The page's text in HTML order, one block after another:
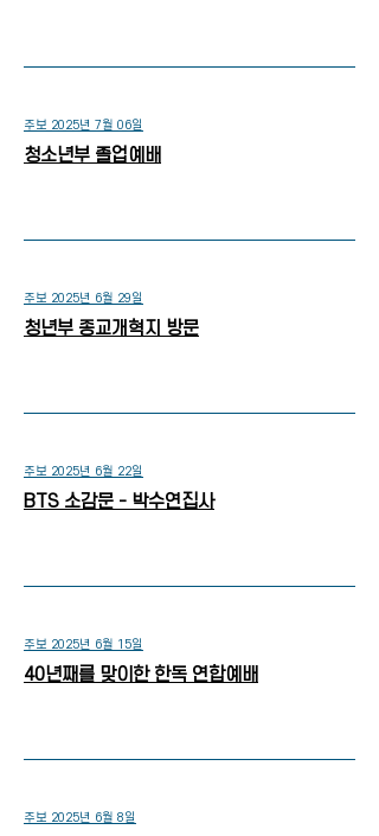
주보 2025년 7월 06일
청소년부 졸업예배
주보 2025년 6월 29일
청년부 종교개혁지 방문
주보 2025년 6월 22일
BTS 소감문 - 박수연집사
주보 2025년 6월 15일
40년째를 맞이한 한독 연합예배
주보 2025년 6월 8일